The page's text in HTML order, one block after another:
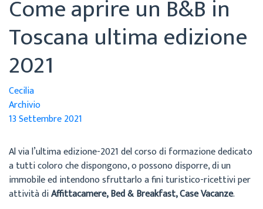
Come aprire un B&B in
Toscana ultima edizione
2021
Cecilia
Archivio
13 Settembre 2021
Al via l’ultima edizione-2021 del corso di formazione dedicato
a tutti coloro che dispongono, o possono disporre, di un
immobile ed intendono sfruttarlo a fini turistico-ricettivi per
attività diAffittacamere, Bed & Breakfast, Case Vacanze.